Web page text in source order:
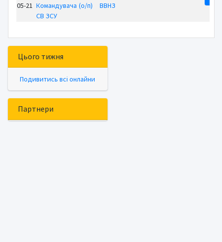
05-21 Командувача
СВ ЗСУ
(о/п)
ВВНЗ
Цього тижня
Подивитись всі онлайни
Партнери